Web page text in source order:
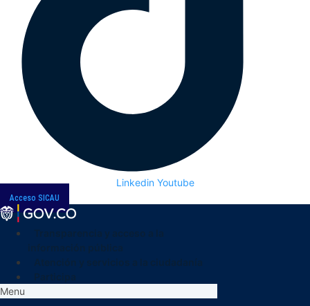
Linkedin Youtube
Acceso SICAU
Menu